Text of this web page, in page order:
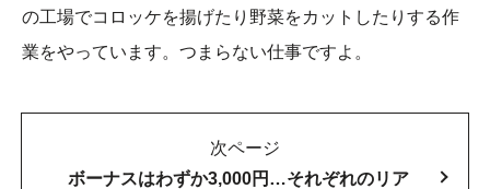
の工場でコロッケを揚げたり野菜をカットしたりする作
業をやっています。つまらない仕事ですよ。
次ページ
ボーナスはわずか3,000円…それぞれのリア